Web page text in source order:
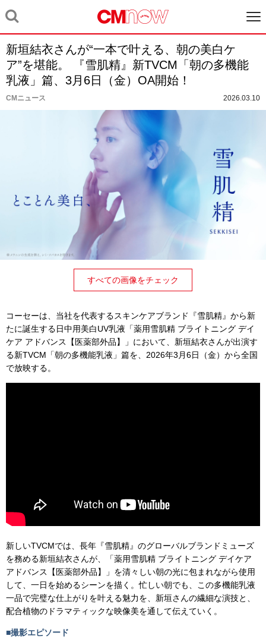
新垣結衣さんが“一本で叶える、朝の美白ケ
ア”を堪能。 『雪肌精』新TVCM「朝の多機能
乳液」篇、3月6日（金）OA開始！
CMニュース 2026.03.10
すべての画像をチェック
コーセーは、当社を代表するスキンケアブランド『雪肌精』から新
たに誕生する日中用美白UV乳液「薬用雪肌精 ブライトニング デイ
ケア アドバンス【医薬部外品】」において、新垣結衣さんが出演す
る新TVCM「朝の多機能乳液」篇を、2026年3月6日（金）から全国
で放映する。
新しいTVCMでは、長年『雪肌精』のグローバルブランドミューズ
を務める新垣結衣さんが、「薬用雪肌精 ブライトニング デイケア
アドバンス【医薬部外品】」を清々しい朝の光に包まれながら使用
して、一日を始めるシーンを描く。忙しい朝でも、この多機能乳液
一品で完璧な仕上がりを叶える魅力を、新垣さんの繊細な演技と、
配合植物のドラマティックな映像美を通して伝えていく。
■撮影エピソード